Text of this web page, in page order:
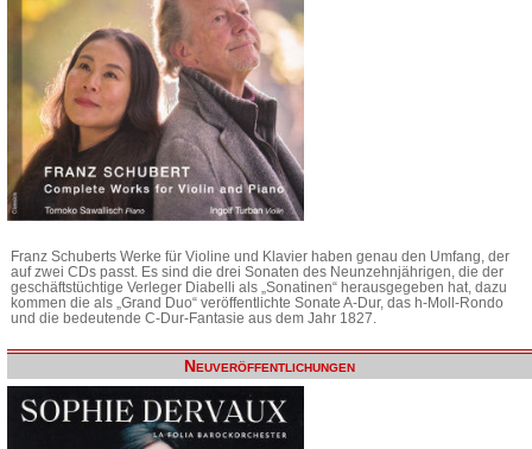
Franz Schuberts Werke für Violine und Klavier haben genau den Umfang, der
auf zwei CDs passt. Es sind die drei Sonaten des Neunzehnjährigen, die der
geschäftstüchtige Verleger Diabelli als „Sonatinen“ herausgegeben hat, dazu
kommen die als „Grand Duo“ veröffentlichte Sonate A-Dur, das h-Moll-Rondo
und die bedeutende C-Dur-Fantasie aus dem Jahr 1827.
Neuveröffentlichungen